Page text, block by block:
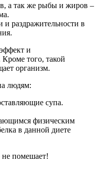
а так же рыбы и жиров –
и раздражительности в
и
того, такой
организм.
людям:
супа.
физическим
в данной диете
не помешает!